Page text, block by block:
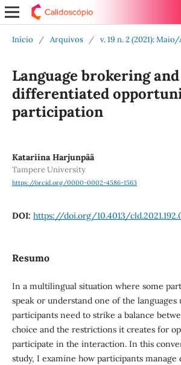
Início / Arquivos / v. 19 n. 2 (2021):
Language brokering and
differentiated
participation
Katariina Harjunpää
Tampere University
https://orcid.org/0000-0002-4586-1563
DOI: https://doi.org/10.4013/
Resumo
In a multilingual situation where some
speak or understand one of the languages
participants need to strike a balance
choice and the restrictions it creates for
participate in the interaction. In this
study, I examine how participants